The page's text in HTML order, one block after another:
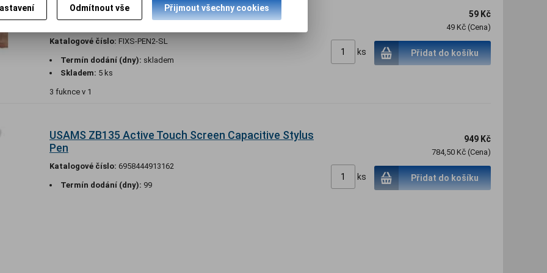
Psací pero stylus 2v1 pro dotykové displeje FIXED
Pen2, stříbrné
Katalogové číslo: FIXS-PEN2-SL
Termín dodání (dny): skladem
Skladem: 5 ks
3 fuknce v 1
59 Kč
49 Kč (Cena)
ks Přidat do košíku
USAMS ZB135 Active Touch Screen Capacitive Stylus
Pen
Katalogové číslo: 6958444913162
Termín dodání (dny): 99
949 Kč
784,50 Kč (Cena)
ks Přidat do košíku
Odmítnout vše Přijmout všechny cookies